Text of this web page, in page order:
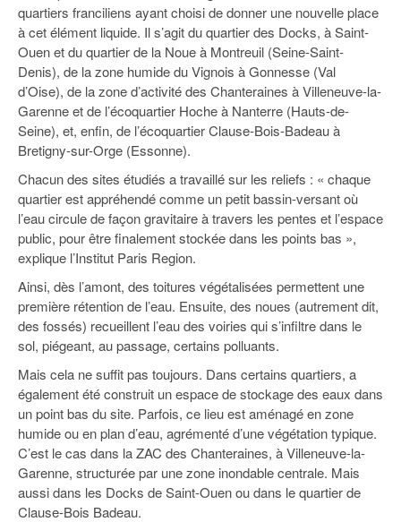
quartiers franciliens ayant choisi de donner une nouvelle place
à cet élément liquide. Il s’agit du quartier des Docks, à Saint-
Ouen et du quartier de la Noue à Montreuil (Seine-Saint-
Denis), de la zone humide du Vignois à Gonnesse (Val
d’Oise), de la zone d’activité des Chanteraines à Villeneuve-la-
Garenne et de l’écoquartier Hoche à Nanterre (Hauts-de-
Seine), et, enfin, de l’écoquartier Clause-Bois-Badeau à
Bretigny-sur-Orge (Essonne).
Chacun des sites étudiés a travaillé sur les reliefs : « chaque
quartier est appréhendé comme un petit bassin-versant où
l’eau circule de façon gravitaire à travers les pentes et l’espace
public, pour être finalement stockée dans les points bas »,
explique l’Institut Paris Region.
Ainsi, dès l’amont, des toitures végétalisées permettent une
première rétention de l’eau. Ensuite, des noues (autrement dit,
des fossés) recueillent l’eau des voiries qui s’infiltre dans le
sol, piégeant, au passage, certains polluants.
Mais cela ne suffit pas toujours. Dans certains quartiers, a
également été construit un espace de stockage des eaux dans
un point bas du site. Parfois, ce lieu est aménagé en zone
humide ou en plan d’eau, agrémenté d’une végétation typique.
C’est le cas dans la ZAC des Chanteraines, à Villeneuve-la-
Garenne, structurée par une zone inondable centrale. Mais
aussi dans les Docks de Saint-Ouen ou dans le quartier de
Clause-Bois Badeau.